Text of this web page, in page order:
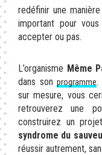
redéfinir une
important pour
accepter ou pas.
L’organisme Même
dans sonprogramme.
sur mesure, vous
retrouverez une
construirez un
syndrome du
réussir autrement,